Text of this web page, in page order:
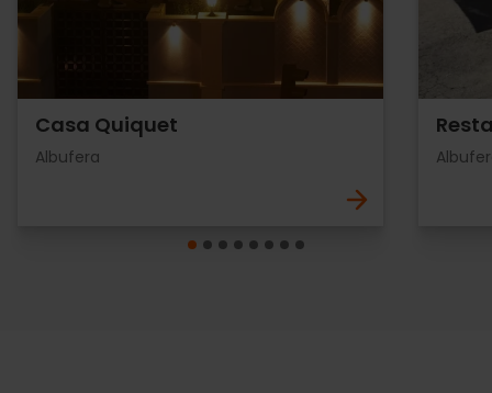
Casa Quiquet
Albufera